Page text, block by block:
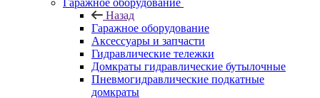
Гаражное оборудование
Назад
Гаражное оборудование
Аксессуары и запчасти
Гидравлические тележки
Домкраты гидравлические бутылочные
Пневмогидравлические подкатные
домкраты